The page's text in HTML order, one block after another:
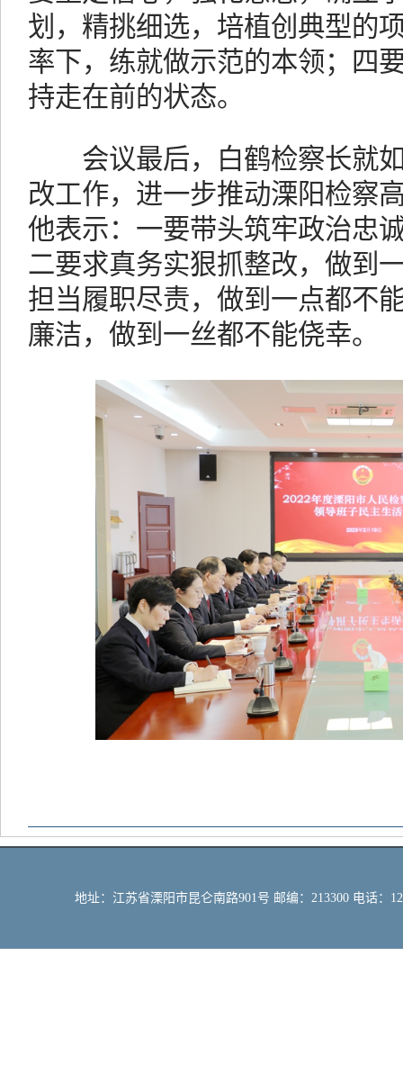
划，精挑细选，培植创典型的
率下，练就做示范的本领；四
持走在前的状态。
会议最后，白鹤检察长就如
改工作，进一步推动溧阳检察
他表示：一要带头筑牢政治忠
二要求真务实狠抓整改，做到
担当履职尽责，做到一点都不
廉洁，做到一丝都不能侥幸。
地址：江苏省溧阳市昆仑南路901号 邮编：213300 电话：